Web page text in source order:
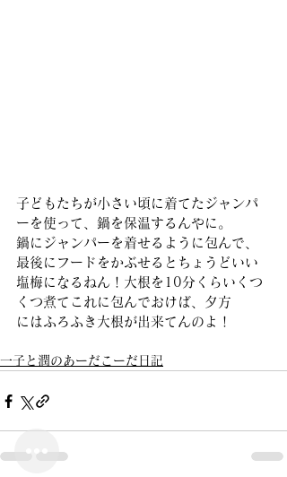
子どもたちが小さい頃に着てたジャンパ
ーを使って、鍋を保温するんやに。
鍋にジャンパーを着せるように包んで、
最後にフードをかぶせるとちょうどいい
塩梅になるねん！大根を10分くらいくつ
くつ煮てこれに包んでおけば、夕方
にはふろふき大根が出来てんのよ！
一子と潤のあーだこーだ日記